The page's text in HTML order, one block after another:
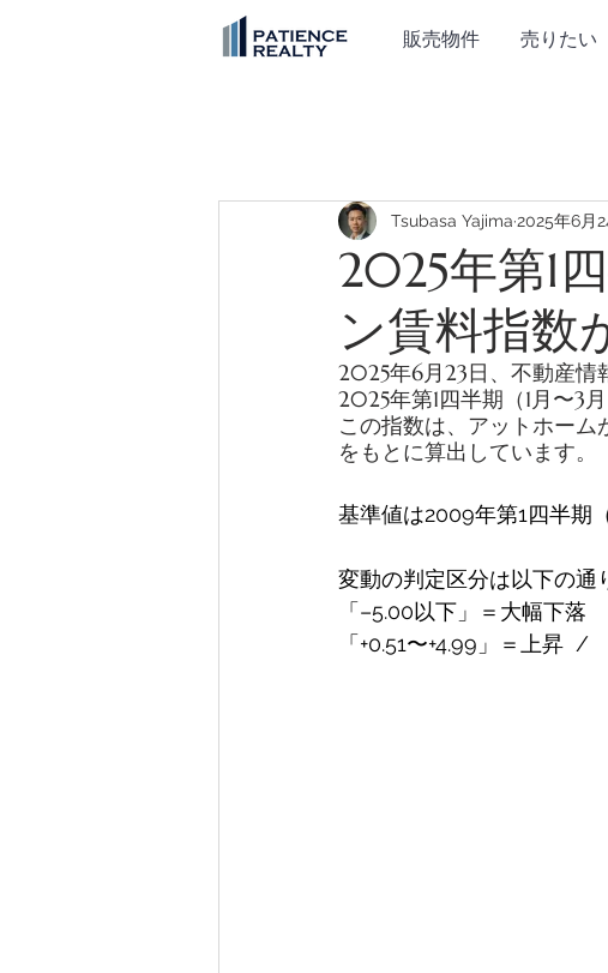
販売物件 売りたい
2025年第1
ン賃料指数
Tsubasa Yajima 2025年6月
2025年6月23日、不動産情
2025年第1四半期（1月〜3
この指数は、アットホーム
をもとに算出しています。
基準値は2009年第1四半期
変動の判定区分は以下の通
「–5.00以下」＝大幅下落
「+0.51〜+4.99」＝上昇